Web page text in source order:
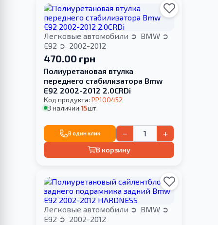
Легковые автомобили
BMW
E92
2002-2012
470.00 грн
Полиуретановая втулка
переднего стабилизатора Bmw
E92 2002-2012 2.0CRDi
Код продукта: PP100452
В наличии:15шт.
В один клик − +
В корзину
Легковые автомобили
BMW
E92
2002-2012